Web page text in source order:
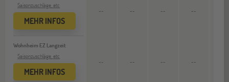
Saisonzuschläge, etc
MEHR INFOS
Wohnheim EZ Langzeit
Saisonzuschläge, etc
MEHR INFOS
-- -- -- --
-- -- -- --